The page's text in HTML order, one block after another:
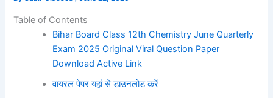
Table of Contents
Bihar Board Class 12th Chemistry June Quarterly
Exam 2025 Original Viral Question Paper
Download Active Link
वायरल पेपर यहां से डाउनलोड करें